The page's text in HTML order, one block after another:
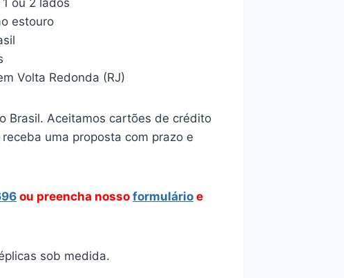
ou 2 lados
estouro
Volta Redonda (RJ)
Brasil. Aceitamos cartões de crédito
uma proposta com prazo e
ou preencha nosso formulário e
sob medida.